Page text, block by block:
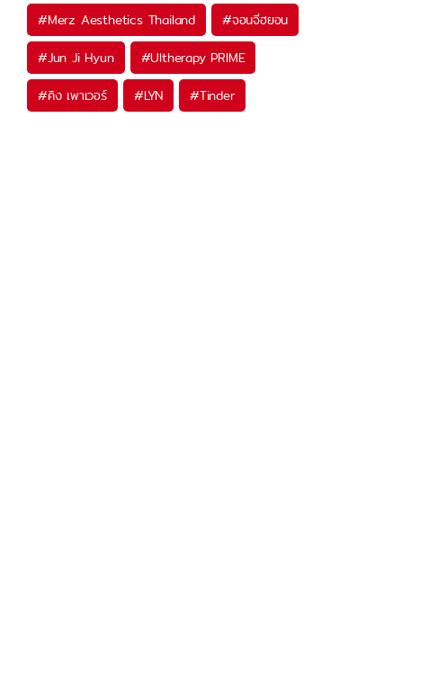
#Merz Aesthetics Thailand #จอนจีฮยอน
#Jun Ji Hyun #Ultherapy PRIME
#คิง เพาเวอร์ #LYN #Tinder